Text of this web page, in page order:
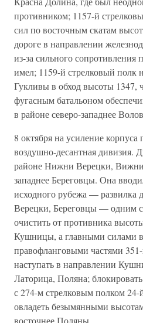
противником; 1157-й
сил по восточным скатам
дороге в направлении
из-за сильного сопротивления
имел; 1159-й стрелковый полк
Гукливы в обход высоты 1347,
фугасным батальоном
в районе северо-западнее
8 октября на усиление корпуса
воздушно-десантная дивизия.
районе Нижни Верецки,
западнее Береговцы. Она
исходного рубежа —
Верецки, Береговцы — одним
очистить от противника
Кушницы, а главными силами
правофланговыми частями
наступать в направлении
Латорица, Поляна;
с 274-м стрелковым полком 24-
овладеть безымянными
восточнее Поляны.